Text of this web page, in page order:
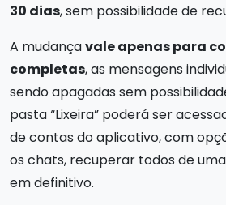
30 dias, sem possibilidade de
A mudançavale apenas para
completas, as mensagens
sendo apagadas sem
pasta “Lixeira” poderá ser
de contas do aplicativo, com
os chats, recuperar todos de
em definitivo.